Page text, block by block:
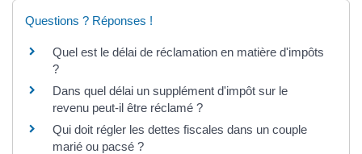
Questions ? Réponses !
Quel est le délai de réclamation en matière d'impôts
?
Dans quel délai un supplément d'impôt sur le
revenu peut-il être réclamé ?
Qui doit régler les dettes fiscales dans un couple
marié ou pacsé ?